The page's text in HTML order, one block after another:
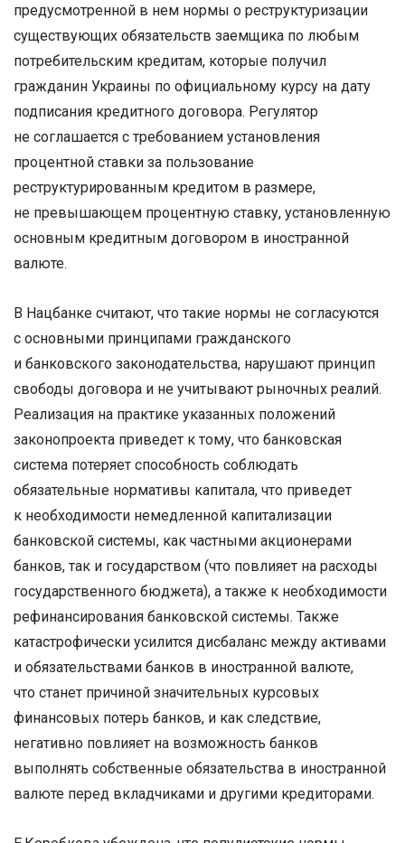
предусмотренной в нем нормы о реструктуризации
существующих обязательств заемщика по любым
потребительским кредитам, которые получил
гражданин Украины по официальному курсу на дату
подписания кредитного договора. Регулятор
не соглашается с требованием установления
процентной ставки за пользование
реструктурированным кредитом в размере,
не превышающем процентную ставку, установленную
основным кредитным договором в иностранной
валюте.
В Нацбанке считают, что такие нормы не согласуются
с основными принципами гражданского
и банковского законодательства, нарушают принцип
свободы договора и не учитывают рыночных реалий.
Реализация на практике указанных положений
законопроекта приведет к тому, что банковская
система потеряет способность соблюдать
обязательные нормативы капитала, что приведет
к необходимости немедленной капитализации
банковской системы, как частными акционерами
банков, так и государством (что повлияет на расходы
государственного бюджета), а также к необходимости
рефинансирования банковской системы. Также
катастрофически усилится дисбаланс между активами
и обязательствами банков в иностранной валюте,
что станет причиной значительных курсовых
финансовых потерь банков, и как следствие,
негативно повлияет на возможность банков
выполнять собственные обязательства в иностранной
валюте перед вкладчиками и другими кредиторами.